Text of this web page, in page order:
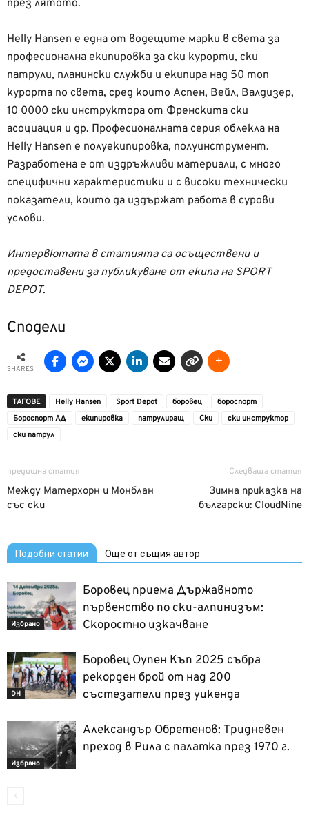
през лятото.
Helly Hansen е една от водещите марки в света за
професионална екипировка за ски курорти, ски
патрули, планински служби и екипира над 50 топ
курорта по света, сред които Аспен, Вейл, Валдизер,
10 0000 ски инструктора от Френскита ски
асоциация и др. Професионалната серия облекла на
Helly Hansen е полуекипировка, полуинструмент.
Разработена е от издръжливи материали, с много
специфични характеристики и с високи технически
показатели, които да издържат работа в сурови
услови.
Интервютата в статията са осъществени и
предоставени за публикуване от екипа на SPORT
DEPOT.
Сподели
SHARES
ТАГОВЕ Helly Hansen Sport Depot боровец
бороспорт
Бороспорт АД
екипировка патрулиращ Ски
ски инструктор
ски патрул
предишна статия
Между Матерхорн и Монблан
със ски
Следваща статия
Зимна приказка на
български: CloudNine
Подобни статии Още от същия автор
Избрано
Боровец приема Държавното
първенство по ски-алпинизъм:
Скоростно изкачване
DH
Боровец Оупен Къп 2025 събра
рекорден брой от над 200
състезатели през уикенда
Избрано
Александър Обретенов: Тридневен
преход в Рила с палатка през 1970 г.